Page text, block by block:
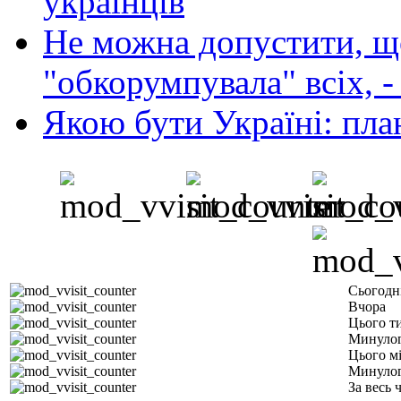
Не можна допустити,
"обкорумпувала" всіх,
Якою бути Україні:
Вчора
Цього
Цього
За весь